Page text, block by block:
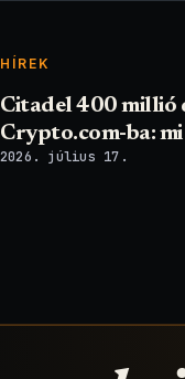
HÍREK
Citadel 400
Crypto.com-ba:
2026. július 17.